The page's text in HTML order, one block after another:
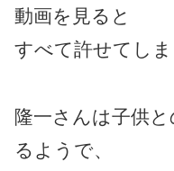
動画を見ると
すべて許せてしま
隆一さんは子供
るようで、